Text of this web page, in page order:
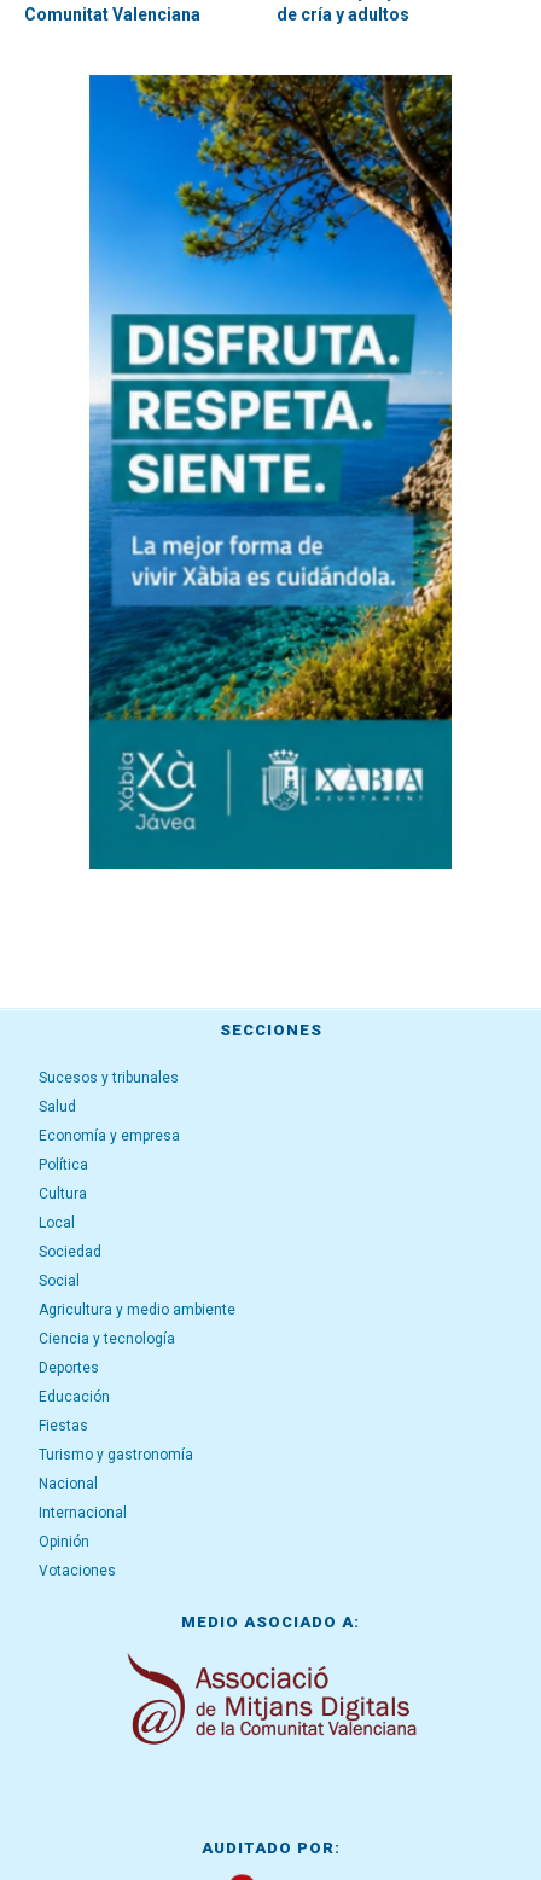
Comunitat Valenciana
de cría y adultos
SECCIONES
Sucesos y tribunales
Salud
Economía y empresa
Política
Cultura
Local
Sociedad
Social
Agricultura y medio ambiente
Ciencia y tecnología
Deportes
Educación
Fiestas
Turismo y gastronomía
Nacional
Internacional
Opinión
Votaciones
MEDIO ASOCIADO A:
AUDITADO POR: